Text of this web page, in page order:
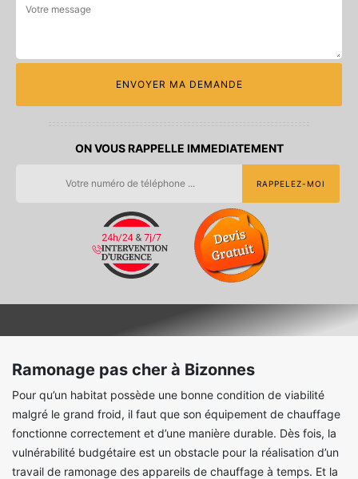
ON VOUS RAPPELLE IMMEDIATEMENT
Ramonage pas cher à Bizonnes
Pour qu’un habitat possède une bonne condition de viabilité
malgré le grand froid, il faut que son équipement de chauffage
fonctionne correctement et d’une manière durable. Dès fois, la
vulnérabilité budgétaire est un obstacle pour la réalisation d’un
travail de ramonage des appareils de chauffage à temps. Et la